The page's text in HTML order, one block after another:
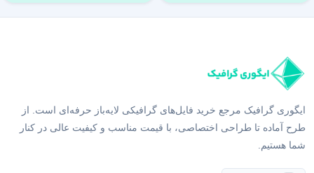
ایگوری گرافیک مرجع خرید فایل‌های گرافیکی لایه‌باز حرفه‌ای است. از
طرح آماده تا طراحی اختصاصی، با قیمت مناسب و کیفیت عالی در کنار
شما هستیم.